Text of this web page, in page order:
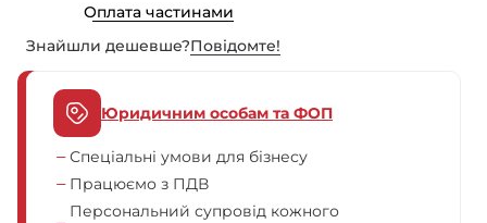
Оплата частинами
Знайшли дешевше?Повiдомте!
Юридичним особам та ФОП
Спеціальні умови для бізнесу
Працюємо з ПДВ
Персональний супровід кожного